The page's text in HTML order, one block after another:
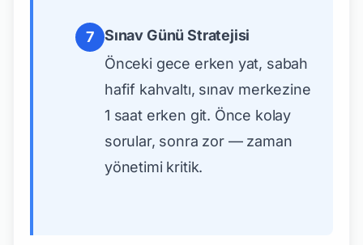
7
Sınav Günü Stratejisi
Önceki gece erken yat, sabah
hafif kahvaltı, sınav merkezine
1 saat erken git. Önce kolay
sorular, sonra zor — zaman
yönetimi kritik.